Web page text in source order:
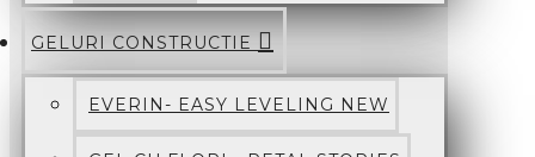
GELURI CONSTRUCTIE
EVERIN- EASY LEVELING NEW